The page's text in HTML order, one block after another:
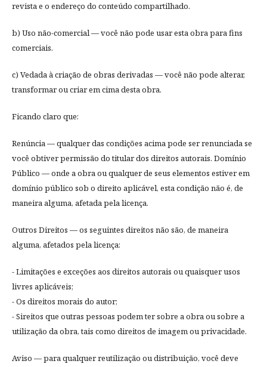
revista e o endereço do conteúdo compartilhado.
b) Uso não-comercial — você não pode usar esta obra para fins
comerciais.
c) Vedada à criação de obras derivadas — você não pode alterar,
transformar ou criar em cima desta obra.
Ficando claro que:
Renúncia — qualquer das condições acima pode ser renunciada se
você obtiver permissão do titular dos direitos autorais. Domínio
Público — onde a obra ou qualquer de seus elementos estiver em
domínio público sob o direito aplicável, esta condição não é, de
maneira alguma, afetada pela licença.
Outros Direitos — os seguintes direitos não são, de maneira
alguma, afetados pela licença:
- Limitações e exceções aos direitos autorais ou quaisquer usos
livres aplicáveis;
- Os direitos morais do autor;
- Sireitos que outras pessoas podem ter sobre a obra ou sobre a
utilização da obra, tais como direitos de imagem ou privacidade.
Aviso — para qualquer reutilização ou distribuição, você deve